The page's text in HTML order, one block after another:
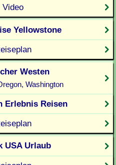
Video
Yellowstone
Westen
Washington
Erlebnis Reisen
USA Urlaub